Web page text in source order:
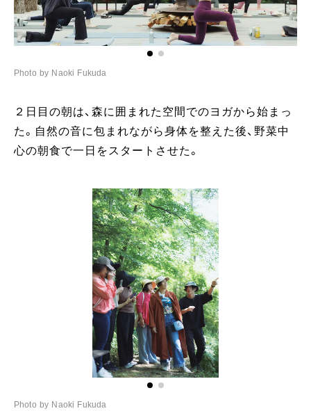
Photo by Naoki Fukuda
２日目の朝は、森に囲まれた空間でのヨガから始まっ
た。自然の音に包まれながら身体を整えた後、野菜中
心の朝食で一日をスタートさせた。
Photo by Naoki Fukuda